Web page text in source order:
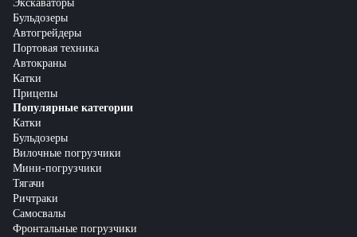
Экскаваторы
Бульдозеры
Автогрейдеры
Портовая техника
Автокраны
Катки
Прицепы
Популярные категории
Катки
Бульдозеры
Вилочные погрузчики
Мини-погрузчики
Тягачи
Ричтраки
Самосвалы
Фронтальные погрузчики